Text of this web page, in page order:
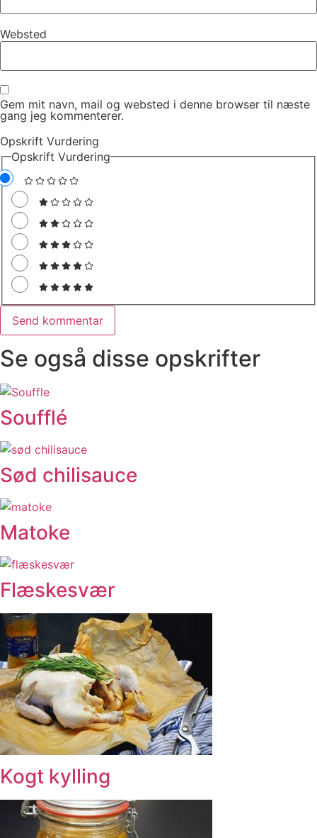
Websted
Gem mit navn, mail og websted i denne browser til næste
gang jeg kommenterer.
Opskrift Vurdering
Opskrift Vurdering
Se også disse opskrifter
Soufflé
Sød chilisauce
Matoke
Flæskesvær
Kogt kylling